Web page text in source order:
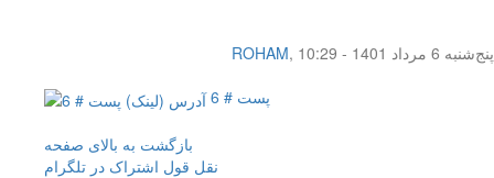
ROHAM,
پنج‌شنبه 6 مرداد 1401 - 10:29
پست # 6
بازگشت به بالای صفحه
نقل قول اشتراک در تلگرام